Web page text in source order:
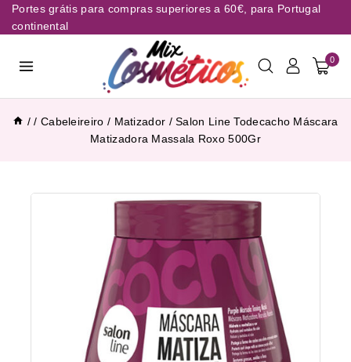
Portes grátis para compras superiores a 60€, para Portugal
continental
0
/ / Cabeleireiro / Matizador / Salon Line Todecacho Máscara
Matizadora Massala Roxo 500Gr